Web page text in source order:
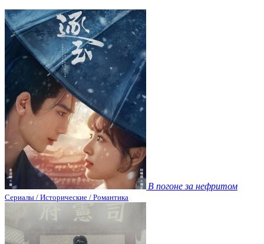
В погоне за нефритом
Сериалы / Исторические / Романтика